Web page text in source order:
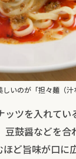
いのが「担々麺（汁
ツを入れてい
鼓醤などを
ど旨味が口に